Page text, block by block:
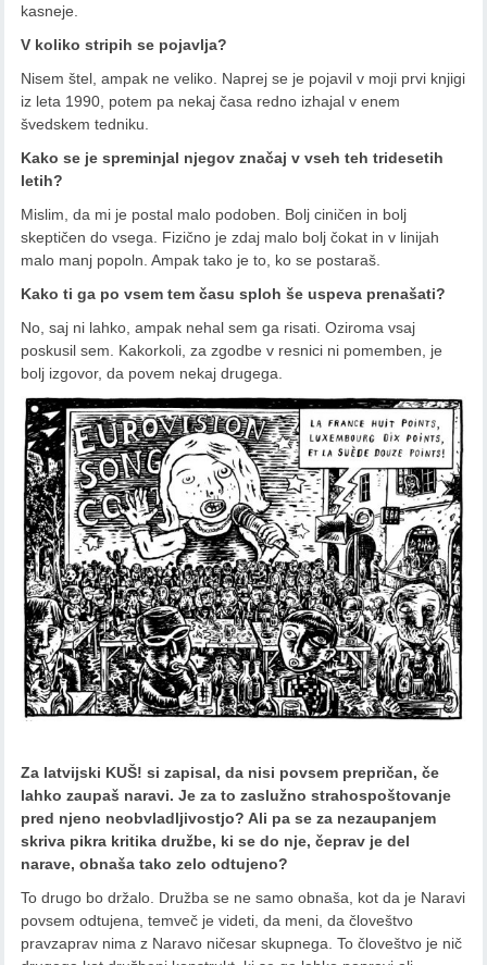
kasneje.
V koliko stripih se pojavlja?
Nisem štel, ampak ne veliko. Naprej se je pojavil v moji prvi knjigi
iz leta 1990, potem pa nekaj časa redno izhajal v enem
švedskem tedniku.
Kako se je spreminjal njegov značaj v vseh teh tridesetih
letih?
Mislim, da mi je postal malo podoben. Bolj ciničen in bolj
skeptičen do vsega. Fizično je zdaj malo bolj čokat in v linijah
malo manj popoln. Ampak tako je to, ko se postaraš.
Kako ti ga po vsem tem času sploh še uspeva prenašati?
No, saj ni lahko, ampak nehal sem ga risati. Oziroma vsaj
poskusil sem. Kakorkoli, za zgodbe v resnici ni pomemben, je
bolj izgovor, da povem nekaj drugega.
Za latvijski KUŠ! si zapisal, da nisi povsem prepričan, če
lahko zaupaš naravi. Je za to zaslužno strahospoštovanje
pred njeno neobvladljivostjo? Ali pa se za nezaupanjem
skriva pikra kritika družbe, ki se do nje, čeprav je del
narave, obnaša tako zelo odtujeno?
To drugo bo držalo. Družba se ne samo obnaša, kot da je Naravi
povsem odtujena, temveč je videti, da meni, da človeštvo
pravzaprav nima z Naravo ničesar skupnega. To človeštvo je nič